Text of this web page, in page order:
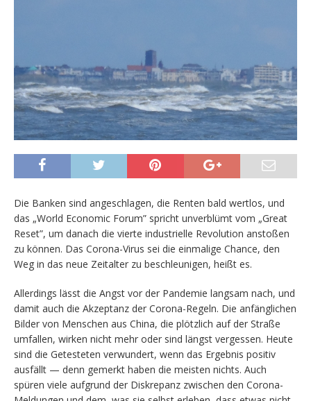
Die Banken sind angeschlagen, die Renten bald wertlos, und
das „World Economic Forum” spricht unverblümt vom „Great
Reset”, um danach die vierte industrielle Revolution anstoßen
zu können. Das Corona-Virus sei die einmalige Chance, den
Weg in das neue Zeitalter zu beschleunigen, heißt es.
Allerdings lässt die Angst vor der Pandemie langsam nach, und
damit auch die Akzeptanz der Corona-Regeln. Die anfänglichen
Bilder von Menschen aus China, die plötzlich auf der Straße
umfallen, wirken nicht mehr oder sind längst vergessen. Heute
sind die Getesteten verwundert, wenn das Ergebnis positiv
ausfällt — denn gemerkt haben die meisten nichts. Auch
spüren viele aufgrund der Diskrepanz zwischen den Corona-